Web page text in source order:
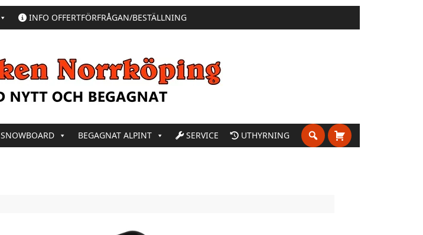
INFO OFFERTFÖRFRÅGAN/BESTÄLLNING
SNOWBOARD BEGAGNAT ALPINT SERVICE UTHYRNING